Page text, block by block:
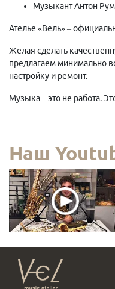
Музыкант Антон
Ателье «Вель» –
Желая сделать
предлагаем минимально
настройку и ремонт.
Музыка – это не работа.
Наш